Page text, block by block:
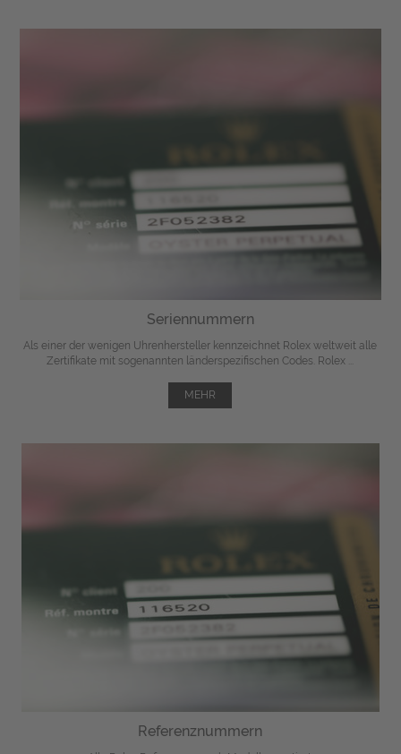
Seriennummern
Als einer der wenigen Uhrenhersteller kennzeichnet Rolex weltweit alle
Zertifikate mit sogenannten länderspezifischen Codes. Rolex ...
MEHR
Referenznummern